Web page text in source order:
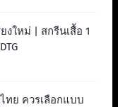
งใหม่ | สกรีนเสื้อ 1
ทย ควรเลือกแบบ